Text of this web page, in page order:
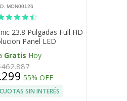
MON00126
23.8 Pulgadas Full HD
Panel LED
Gratis Hoy
55% OFF
SIN INTERÉS